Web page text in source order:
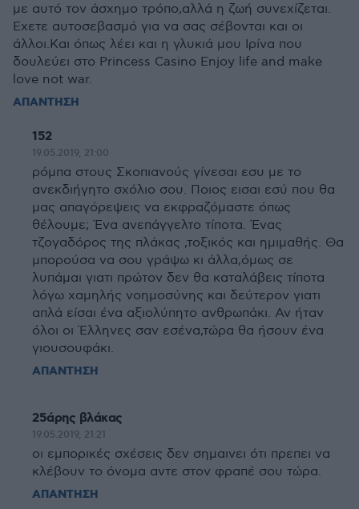
με αυτό τον άσχημο τρόπο,αλλά η ζωή συνεχίζεται.
Εχετε αυτοσεβασμό για να σας σέβονται και οι
άλλοι.Και όπως λέει και η γλυκιά μου Ιρίνα που
δουλεύει στο Princess Casino Enjoy life and make
love not war.
ΑΠΑΝΤΗΣΗ
152
19.05.2019, 21:00
ρόμπα στους Σκοπιανούς γίνεσαι εσυ με το
ανεκδιήγητο σχόλιο σου. Ποιος εισαι εσύ που θα
μας απαγόρεψεις να εκφραζόμαστε όπως
θέλουμε; Ένα ανεπάγγελτο τίποτα. Ένας
τζογαδόρος της πλάκας ,τοξικός και ημιμαθής. Θα
μπορούσα να σου γράψω κι άλλα,όμως σε
λυπάμαι γιατι πρώτον δεν θα καταλάβεις τίποτα
λόγω χαμηλής νοημοσύνης και δεύτερον γιατι
απλά είσαι ένα αξιολύπητο ανθρωπάκι. Αν ήταν
όλοι οι Έλληνες σαν εσένα,τώρα θα ήσουν ένα
γιουσουφάκι.
ΑΠΑΝΤΗΣΗ
25άρης βλάκας
19.05.2019, 21:21
οι εμπορικές σχέσεις δεν σημαινει ότι πρεπει να
κλέβουν το όνομα αντε στον φραπέ σου τώρα.
ΑΠΑΝΤΗΣΗ